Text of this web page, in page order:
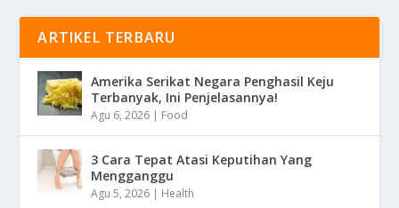
ARTIKEL TERBARU
Amerika Serikat Negara Penghasil Keju
Terbanyak, Ini Penjelasannya!
Agu 6, 2026 | Food
3 Cara Tepat Atasi Keputihan Yang
Mengganggu
Agu 5, 2026 | Health